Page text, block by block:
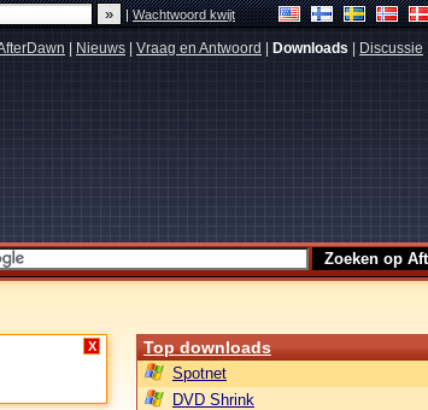
|Wachtwoord kwijt
Nieuws Vraag en Antwoord Downloads Discussie
X Top downloads
Spotnet
DVD Shrink